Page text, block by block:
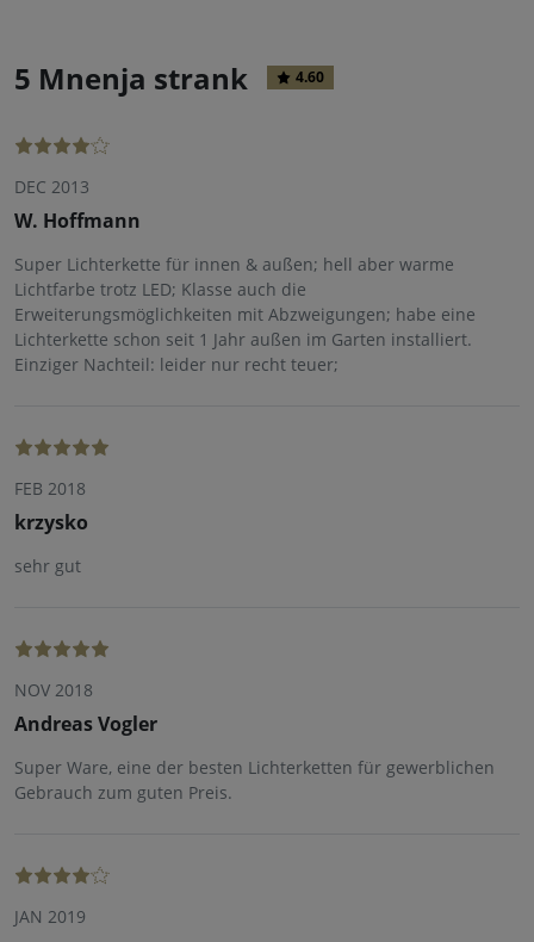
5 Mnenja strank 4.60
DEC 2013
W. Hoffmann
Super Lichterkette für innen & außen; hell aber warme
Lichtfarbe trotz LED; Klasse auch die
Erweiterungsmöglichkeiten mit Abzweigungen; habe eine
Lichterkette schon seit 1 Jahr außen im Garten installiert.
Einziger Nachteil: leider nur recht teuer;
FEB 2018
krzysko
sehr gut
NOV 2018
Andreas Vogler
Super Ware, eine der besten Lichterketten für gewerblichen
Gebrauch zum guten Preis.
JAN 2019